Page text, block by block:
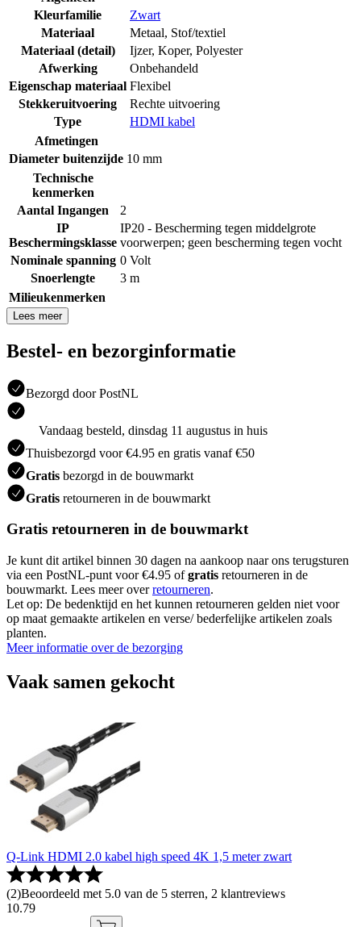
Kleurfamilie
Zwart
Materiaal
Metaal, Stof/textiel
Materiaal (detail)
Ijzer, Koper, Polyester
Afwerking
Onbehandeld
Eigenschap materiaal Flexibel
Stekkeruitvoering
Rechte uitvoering
Type
HDMI kabel
Afmetingen
Diameter buitenzijde 10 mm
Technische
kenmerken
Aantal Ingangen
2
IP
Beschermingsklasse
IP20 - Bescherming tegen middelgrote
voorwerpen; geen bescherming tegen vocht
Nominale spanning 0 Volt
Snoerlengte
3 m
Milieukenmerken
Lees meer
Bestel- en bezorginformatie
Bezorgd door PostNL
Vandaag besteld, dinsdag 11 augustus in huis
Thuisbezorgd voor €4.95 en gratis vanaf €50
Gratis bezorgd in de bouwmarkt
Gratis retourneren in de bouwmarkt
Gratis retourneren in de bouwmarkt
Je kunt dit artikel binnen 30 dagen na aankoop naar ons terugsturen
via een PostNL-punt voor €4.95 ofgratis retourneren in de
bouwmarkt. Lees meer overretourneren.
Let op: De bedenktijd en het kunnen retourneren gelden niet voor
op maat gemaakte artikelen en verse/ bederfelijke artikelen zoals
planten.
Meer informatie over de bezorging
Vaak samen gekocht
Q-Link HDMI 2.0 kabel high speed 4K 1,5 meter zwart
(2)Beoordeeld met 5.0 van de 5 sterren, 2 klantreviews
10.79